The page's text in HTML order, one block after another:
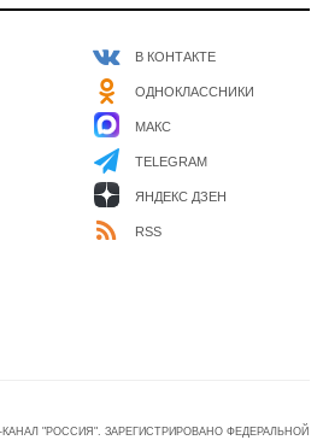
В КОНТАКТЕ
ОДНОКЛАССНИКИ
МАКС
TELEGRAM
ЯНДЕКС ДЗЕН
RSS
"РОССИЯ". ЗАРЕГИСТРИРОВАНО ФЕДЕРАЛЬНОЙ